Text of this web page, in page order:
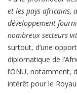
et les pays africains,
développement
nombreux secteurs
surtout, d’une
diplomatique de
l’ONU, notamment,
intérêt pour le